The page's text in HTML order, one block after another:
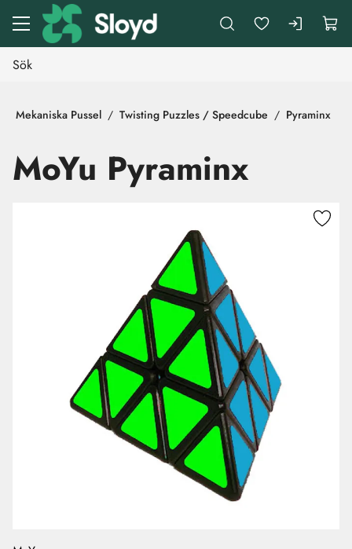
Gå till huvudinnehåll
Mekaniska Pussel Twisting Puzzles / Speedcube Pyraminx
MoYu Pyraminx